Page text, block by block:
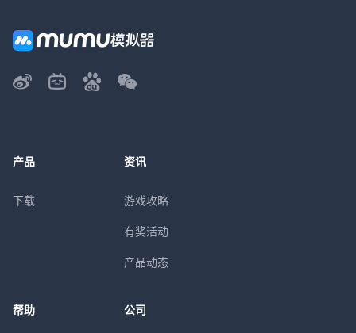
产品
下载
资讯
游戏攻略
有奖活动
产品动态
帮助 公司